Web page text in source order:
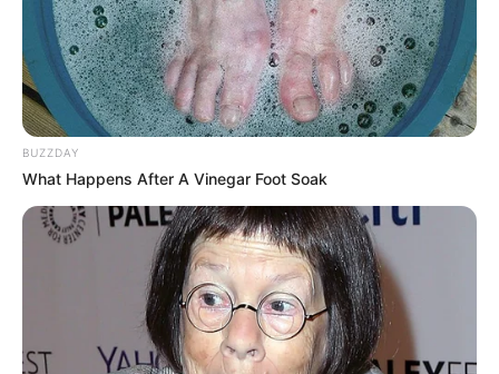
BUZZDAY
What Happens After A Vinegar Foot Soak